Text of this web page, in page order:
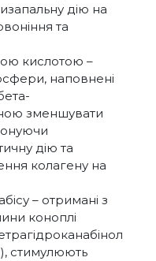
дію на
та
кислотою –
наповнені
зменшувати
дію та
колагену на
– отримані з
коноплі
стимулюють